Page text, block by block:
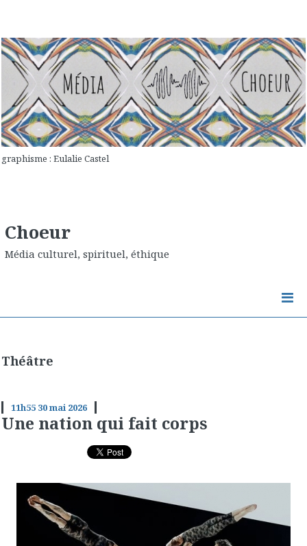
graphisme : Eulalie Castel
Choeur
Média culturel, spirituel, éthique
Théâtre
11h55 30mai 2026
Une nation qui fait corps